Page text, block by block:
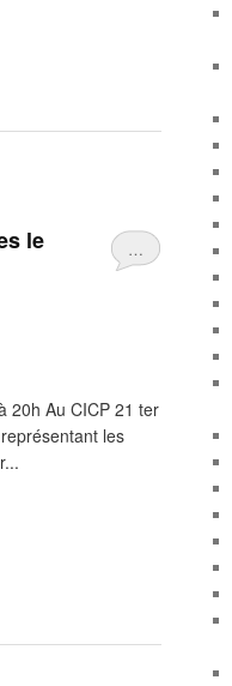
…
le
20h Au CICP 21 ter
les